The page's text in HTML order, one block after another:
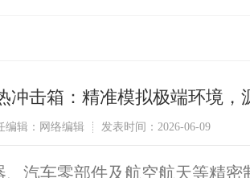
冲击箱：精准模拟极端环境，
编辑：网络编辑 发表时间：2026-06-09
、汽车零部件及航空航天等精